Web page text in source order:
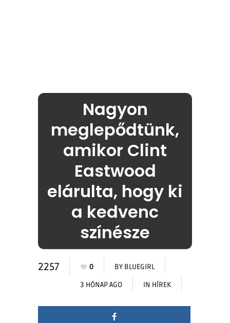
Nagyon
meglepődtünk,
amikor Clint
Eastwood
elárulta, hogy ki
a kedvenc
színésze
2257 0 BY BLUEGIRL
3 HÓNAP AGO IN HÍREK